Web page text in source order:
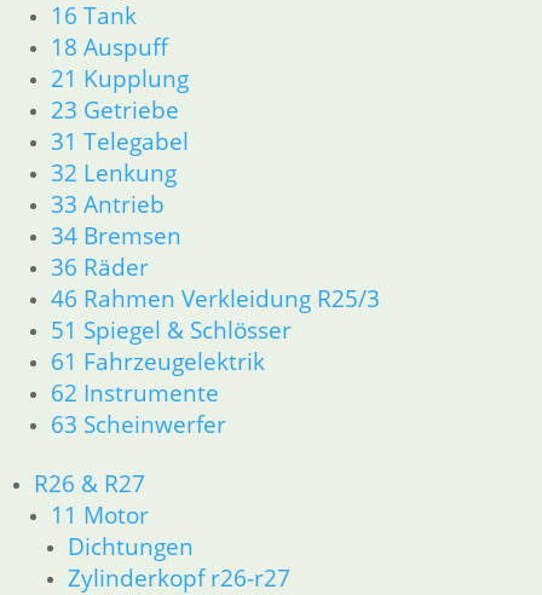
16 Tank
18 Auspuff
21 Kupplung
23 Getriebe
31 Telegabel
32 Lenkung
33 Antrieb
34 Bremsen
36 Räder
46 Rahmen Verkleidung R25/3
51 Spiegel & Schlösser
61 Fahrzeugelektrik
62 Instrumente
63 Scheinwerfer
R26 & R27
11 Motor
Dichtungen
Zylinderkopf r26-r27
Versandkosten
In den
Warenkorb
Normalschlüssel
Rohling
10,50€
Artikelnummer:
9062680
inkl. MwSt.
Versandkosten
In den
Warenkorb
Lenkradschloß
Artikelnummer:
9016007
inkl. MwSt.